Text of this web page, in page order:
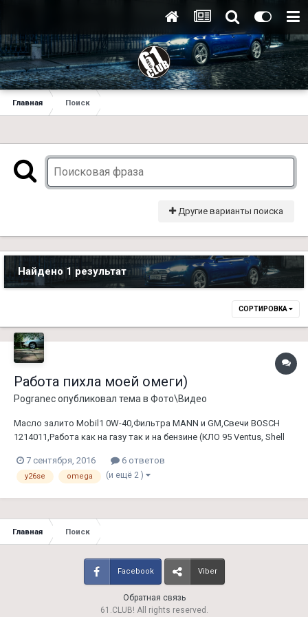
Главная Поиск
Другие варианты поиска
Найдено 1 результат
СОРТИРОВКА
Работа пихла моей омеги)
Pogranecопубликовал тема в Фото\Видео
Масло залито Mobil1 0W-40,Фильтра MANN и GM,Свечи BOSCH
1214011,Работа как на газу так и на бензине (КЛО 95 Ventus, Shell
7 сентября, 2016
6 ответов
y26se omega (и ещё 2 )
Главная Поиск
Обратная связь
Facebook Viber
61.CLUB! All rights reserved.